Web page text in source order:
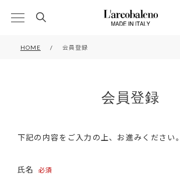
HOME 会員登録
会員登録
下記の内容をご入力の上、お進みください。
氏名